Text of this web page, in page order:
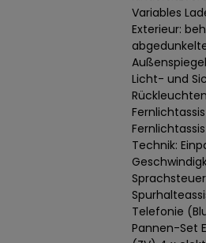
Variables
Exterieur:
Licht- und
Technik:
Telefonie
Pannen-Set